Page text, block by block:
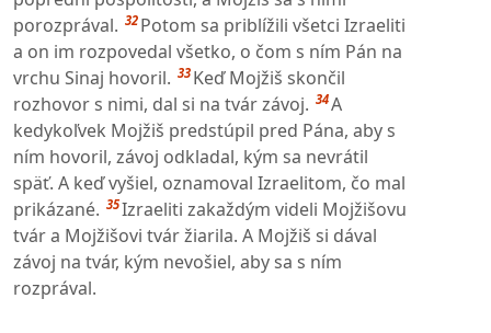
porozprával. 32 Potom sa priblížili všetci Izraeliti
a on im rozpovedal všetko, o čom s ním Pán na
vrchu Sinaj hovoril. 33 Keď Mojžiš skončil
rozhovor s nimi, dal si na tvár závoj. 34A
kedykoľvek Mojžiš predstúpil pred Pána, aby s
ním hovoril, závoj odkladal, kým sa nevrátil
späť. A keď vyšiel, oznamoval Izraelitom, čo mal
prikázané. 35Izraeliti zakaždým videli Mojžišovu
tvár a Mojžišovi tvár žiarila. A Mojžiš si dával
závoj na tvár, kým nevošiel, aby sa s ním
rozprával.